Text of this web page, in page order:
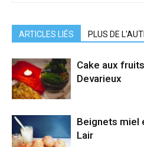
ARTICLES LIÉS PLUS DE
Cake aux
Devarieux
Beignets miel
Lair